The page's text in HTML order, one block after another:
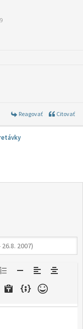
Reagovať Citovať